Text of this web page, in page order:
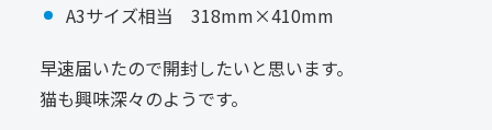
A3サイズ相当 318mm×410mm
早速届いたので開封したいと思います。
猫も興味深々のようです。